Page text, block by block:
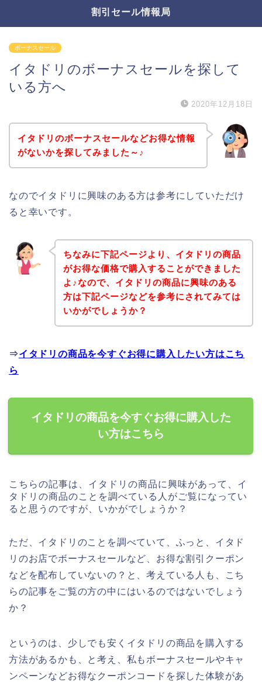
割引セール情報局
ボーナスセール
イタドリのボーナスセールを探して
いる方へ
2020年12月18日
イタドリのボーナスセールなどお得な情報
がないかを探してみました～♪
なのでイタドリに興味のある方は参考にしていただけ
ると幸いです。
ちなみに下記ページより、イタドリの商品
がお得な価格で購入することができました
よ♪なので、イタドリの商品に興味のある
方は下記ページなどを参考にされてみては
いかがでしょうか？
⇒イタドリの商品を今すぐお得に購入したい方はこち
ら
イタドリの商品を今すぐお得に購入した
い方はこちら
こちらの記事は、イタドリの商品に興味があって、イ
タドリの商品のことを調べている人がご覧になってい
ると思うのですが、いかがでしょうか？
ただ、イタドリのことを調べていて、ふっと、イタド
リのお店でボーナスセールなど、お得な割引クーポン
などを配布していないの？と、考えている人も、こち
らの記事をご覧の方の中にはいるのではないでしょう
か？
というのは、少しでも安くイタドリの商品を購入する
方法があるかも、と考え、私もボーナスセールやキャ
ンペーンなどお得なクーポンコードを探した体験があ